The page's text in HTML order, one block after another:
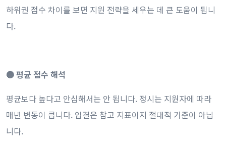
하위권 점수 차이를 보면 지원 전략을 세우는 데 큰 도움이 됩니
다.
🔵 평균 점수 해석
평균보다 높다고 안심해서는 안 됩니다. 정시는 지원자에 따라
매년 변동이 큽니다. 입결은 참고 지표이지 절대적 기준이 아닙
니다.